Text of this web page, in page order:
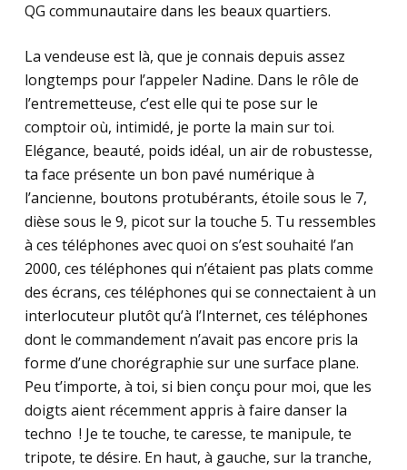
QG communautaire dans les beaux quartiers.
La vendeuse est là, que je connais depuis assez
longtemps pour l’appeler Nadine. Dans le rôle de
l’entremetteuse, c’est elle qui te pose sur le
comptoir où, intimidé, je porte la main sur toi.
Elégance, beauté, poids idéal, un air de robustesse,
ta face présente un bon pavé numérique à
l’ancienne, boutons protubérants, étoile sous le 7,
dièse sous le 9, picot sur la touche 5. Tu ressembles
à ces téléphones avec quoi on s’est souhaité l’an
2000, ces téléphones qui n’étaient pas plats comme
des écrans, ces téléphones qui se connectaient à un
interlocuteur plutôt qu’à l’Internet, ces téléphones
dont le commandement n’avait pas encore pris la
forme d’une chorégraphie sur une surface plane.
Peu t’importe, à toi, si bien conçu pour moi, que les
doigts aient récemment appris à faire danser la
techno ! Je te touche, te caresse, te manipule, te
tripote, te désire. En haut, à gauche, sur la tranche,